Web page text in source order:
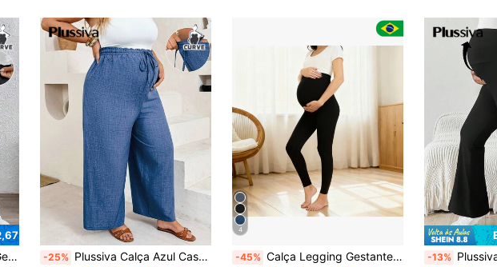
-25% Plussiva Calça Azul Casual com Cordão na Cintura Plus-Size para Gestantes - Versátil para Uso Diário e Adequada para a Estação de Outono. Outono
4
-45% Calça Legging Gestante Confortavel Plus Size Maternidade P M G GG G1 G2 G3 -13% Plussiva Calça